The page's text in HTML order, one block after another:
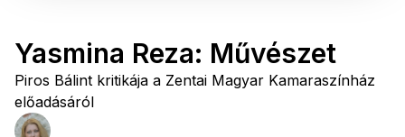
Yasmina Reza: Művészet
Piros Bálint kritikája a Zentai Magyar Kamaraszínház
előadásáról